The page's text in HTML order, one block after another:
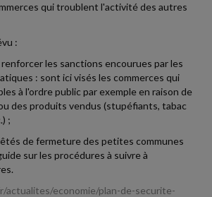
qui troublent l'activité des autres
:
les sanctions encourues par les
: sont ici visés les commerces qui
à l'ordre public par exemple en raison de
des produits vendus (stupéfiants, tabac
;
de fermeture des petites communes
sur les procédures à suivre à
actualites/economie/plan-de-securite-